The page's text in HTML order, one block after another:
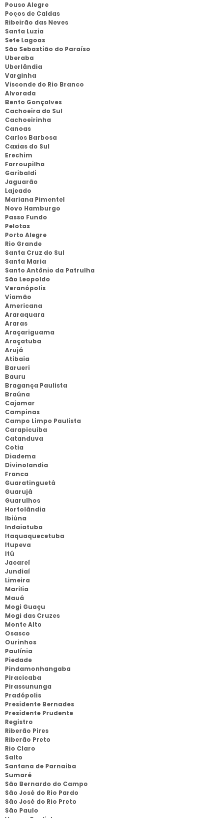
Pouso Alegre
Poços de Caldas
Ribeirão das Neves
Santa Luzia
Sete Lagoas
São Sebastião do Paraíso
Uberaba
Uberlândia
Varginha
Visconde do Rio Branco
Alvorada
Bento Gonçalves
Cachoeira do Sul
Cachoeirinha
Canoas
Carlos Barbosa
Caxias do Sul
Erechim
Farroupilha
Garibaldi
Jaguarão
Lajeado
Mariana Pimentel
Novo Hamburgo
Passo Fundo
Pelotas
Porto Alegre
Rio Grande
Santa Cruz do Sul
Santa Maria
Santo Antônio da Patrulha
São Leopoldo
Veranópolis
Viamão
Americana
Araraquara
Araras
Araçariguama
Araçatuba
Arujá
Atibaia
Barueri
Bauru
Bragança Paulista
Braúna
Cajamar
Campinas
Campo Limpo Paulista
Carapicuíba
Catanduva
Cotia
Diadema
Divinolandia
Franca
Guaratinguetá
Guarujá
Guarulhos
Hortolândia
Ibiúna
Indaiatuba
Itaquaquecetuba
Itupeva
Itú
Jacareí
Jundiaí
Limeira
Marília
Mauá
Mogi Guaçu
Mogi das Cruzes
Monte Alto
Osasco
Ourinhos
Paulínia
Piedade
Pindamonhangaba
Piracicaba
Pirassununga
Pradópolis
Presidente Bernades
Presidente Prudente
Registro
Riberão Pires
Riberão Preto
Rio Claro
Salto
Santana de Parnaíba
Sumaré
São Bernardo do Campo
São José do Rio Pardo
São José do Rio Preto
São Paulo